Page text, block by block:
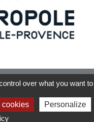
over what you want to
cookies
Personalize